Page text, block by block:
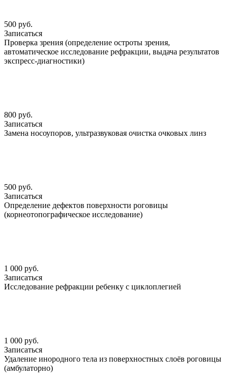
500 руб.
Записаться
Проверка зрения (определение остроты зрения,
автоматическое исследование рефракции, выдача результатов
экспресс-диагностики)
800 руб.
Записаться
Замена носоупоров, ультразвуковая очистка очковых линз
500 руб.
Записаться
Определение дефектов поверхности роговицы
(корнеотопографическое исследование)
1 000 руб.
Записаться
Исследование рефракции ребенку с циклоплегией
1 000 руб.
Записаться
Удаление инородного тела из поверхностных слоёв роговицы
(амбулаторно)